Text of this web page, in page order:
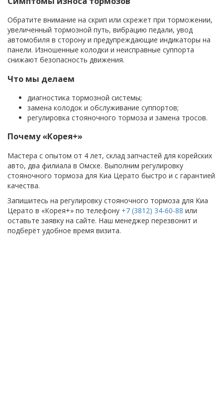
Обратите внимание на скрип или скрежет при торможении,
увеличенный тормозной путь, вибрацию педали, увод
автомобиля в сторону и предупреждающие индикаторы на
панели. Изношенные колодки и неисправные суппорта
снижают безопасность движения.
Что мы делаем
диагностика тормозной системы;
замена колодок и обслуживание суппортов;
регулировка стояночного тормоза и замена тросов.
Почему «Корея+»
Мастера с опытом от 4 лет, склад запчастей для корейских
авто, два филиала в Омске. Выполним регулировку
стояночного тормоза для Киа Церато быстро и с гарантией
качества.
Запишитесь на регулировку стояночного тормоза для Киа
Церато в «Корея+» по телефону +7 (3812) 34-60-88 или
оставьте заявку на сайте. Наш менеджер перезвонит и
подберёт удобное время визита.